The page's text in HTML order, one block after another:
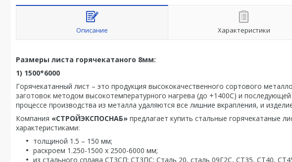
Описание Характеристики
Размеры листа горячекатаного 8мм:
1) 1500*6000
Горячекатанный лист – это продукция высококачественного сортового
заготовок методом высокотемпературного нагрева (до +1400С) и
процессе производства из металла удаляются все лишние вкрапления, и
Компания «СТРОЙЭКСПОСНАБ» предлагает купить стальные горячекатаные
характеристиками:
толщиной 1.5 – 150 мм;
раскроем 1.250-1500 х 2500-6000 мм;
из стального сплава СТ3СП; СТ3ПС; Сталь 20, сталь 09Г2С, СТ35, СТ40,